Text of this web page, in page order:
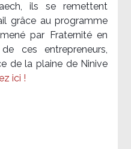
ils se remettent
grâce au programme
par Fraternité en
ces entrepreneurs,
de la plaine de Ninive
ici !